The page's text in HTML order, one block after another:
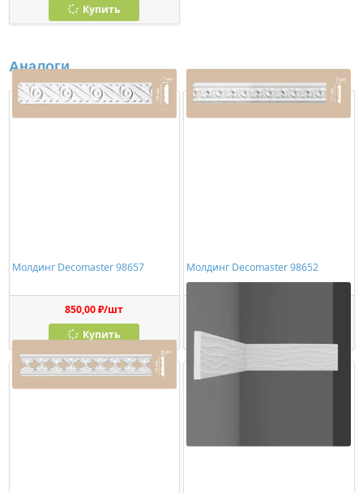
Купить
Аналоги
Молдинг Decomaster 98657
850,00 ₽/шт
Купить
Молдинг Decomaster 98652